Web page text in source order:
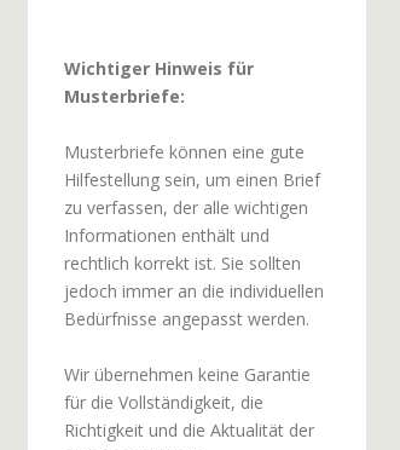
Wichtiger Hinweis für
Musterbriefe:
Musterbriefe können eine gute
Hilfestellung sein, um einen Brief
zu verfassen, der alle wichtigen
Informationen enthält und
rechtlich korrekt ist. Sie sollten
jedoch immer an die individuellen
Bedürfnisse angepasst werden.
Wir übernehmen keine Garantie
für die Vollständigkeit, die
Richtigkeit und die Aktualität der